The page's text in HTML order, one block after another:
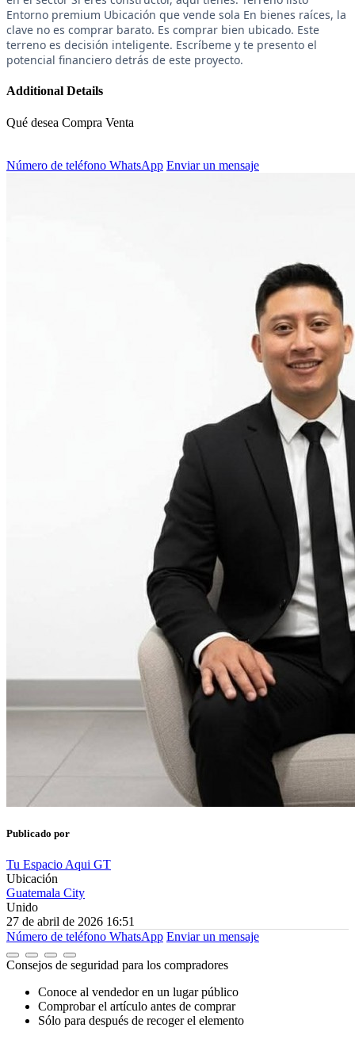
Entorno premium Ubicación que vende sola En bienes raíces, la
clave no es comprar barato. Es comprar bien ubicado. Este
terreno es decisión inteligente. Escríbeme y te presento el
potencial financiero detrás de este proyecto.
Additional Details
Qué desea Compra Venta
Número de teléfono WhatsApp Enviar un mensaje
Publicado por
Tu Espacio Aqui GT
Ubicación
Guatemala City
Unido
27 de abril de 2026 16:51
Número de teléfono WhatsApp Enviar un mensaje
Consejos de seguridad para los compradores
Conoce al vendedor en un lugar público
Comprobar el artículo antes de comprar
Sólo para después de recoger el elemento